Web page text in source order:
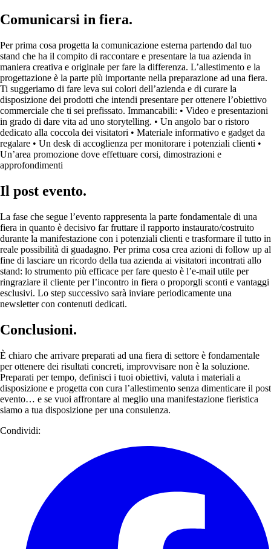
Comunicarsi in fiera.
Per prima cosa progetta la comunicazione esterna partendo dal tuo
stand che ha il compito di raccontare e presentare la tua azienda in
maniera creativa e originale per fare la differenza. L’allestimento e la
progettazione è la parte più importante nella preparazione ad una fiera.
Ti suggeriamo di fare leva sui colori dell’azienda e di curare la
disposizione dei prodotti che intendi presentare per ottenere l’obiettivo
commerciale che ti sei prefissato. Immancabili: • Video e presentazioni
in grado di dare vita ad uno storytelling. • Un angolo bar o ristoro
dedicato alla coccola dei visitatori • Materiale informativo e gadget da
regalare • Un desk di accoglienza per monitorare i potenziali clienti •
Un’area promozione dove effettuare corsi, dimostrazioni e
approfondimenti
Il post evento.
La fase che segue l’evento rappresenta la parte fondamentale di una
fiera in quanto è decisivo far fruttare il rapporto instaurato/costruito
durante la manifestazione con i potenziali clienti e trasformare il tutto in
reale possibilità di guadagno. Per prima cosa crea azioni di follow up al
fine di lasciare un ricordo della tua azienda ai visitatori incontrati allo
stand: lo strumento più efficace per fare questo è l’e-mail utile per
ringraziare il cliente per l’incontro in fiera o proporgli sconti e vantaggi
esclusivi. Lo step successivo sarà inviare periodicamente una
newsletter con contenuti dedicati.
Conclusioni.
È chiaro che arrivare preparati ad una fiera di settore è fondamentale
per ottenere dei risultati concreti, improvvisare non è la soluzione.
Preparati per tempo, definisci i tuoi obiettivi, valuta i materiali a
disposizione e progetta con cura l’allestimento senza dimenticare il post
evento… e se vuoi affrontare al meglio una manifestazione fieristica
siamo a tua disposizione per una consulenza.
Condividi: